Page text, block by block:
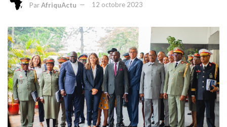
ParAfriquActu 12 octobre 2023